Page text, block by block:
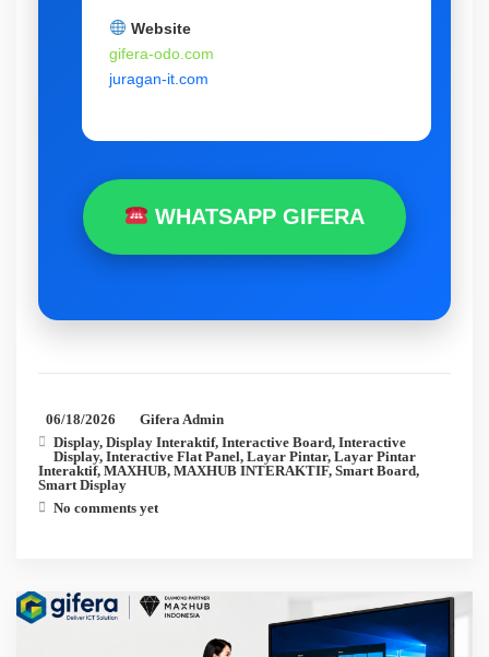
Website
gifera-odo.com
juragan-it.com
WHATSAPP GIFERA
06/18/2026
Gifera Admin
Display, Display Interaktif, Interactive Board, Interactive
Display, Interactive Flat Panel, Layar Pintar, Layar Pintar
Interaktif, MAXHUB, MAXHUB INTERAKTIF, Smart Board,
Smart Display
No comments yet